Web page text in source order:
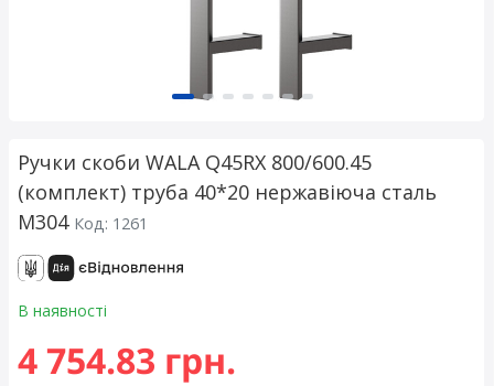
Ручки скоби WALA Q45RX 800/600.45
(комплект) труба 40*20 нержавіюча сталь
М304 Код: 1261
В наявності
4 754.83 грн.